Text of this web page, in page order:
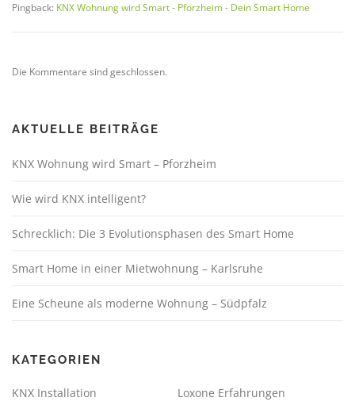
Pingback: KNX Wohnung wird Smart - Pforzheim - Dein Smart Home
Die Kommentare sind geschlossen.
AKTUELLE BEITRÄGE
KNX Wohnung wird Smart – Pforzheim
Wie wird KNX intelligent?
Schrecklich: Die 3 Evolutionsphasen des Smart Home
Smart Home in einer Mietwohnung – Karlsruhe
Eine Scheune als moderne Wohnung – Südpfalz
KATEGORIEN
KNX Installation
Loxone Erfahrungen